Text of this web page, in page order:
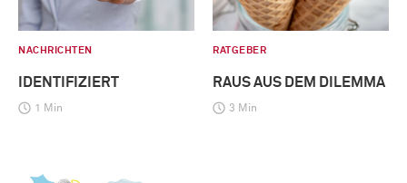
NACHRICHTEN
IDENTIFIZIERT
1 Min
RATGEBER
RAUS AUS DEM DILEMMA
3 Min